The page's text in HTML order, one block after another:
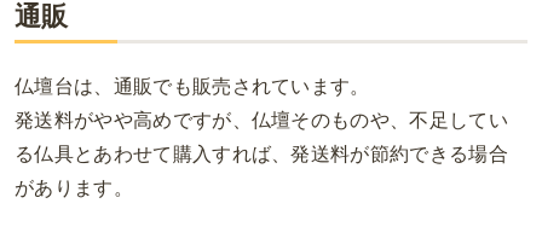
通販
仏壇台は、通販でも販売されています。
発送料がやや高めですが、仏壇そのものや、不足してい
る仏具とあわせて購入すれば、発送料が節約できる場合
があります。